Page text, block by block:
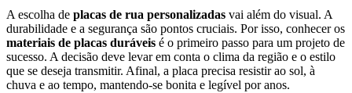
A escolha de placas de rua personalizadas vai além do visual. A
durabilidade e a segurança são pontos cruciais. Por isso, conhecer os
materiais de placas duráveis é o primeiro passo para um projeto de
sucesso. A decisão deve levar em conta o clima da região e o estilo
que se deseja transmitir. Afinal, a placa precisa resistir ao sol, à
chuva e ao tempo, mantendo-se bonita e legível por anos.